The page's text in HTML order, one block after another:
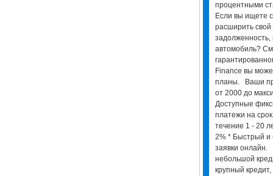
процентными
Если вы ищете
расширить свой
задолженность,
автомобиль?
Finance вы
планы. Ваши
от 2000 до
Доступные
платежи на
течение 1 - 20
2% * Быстрый и
заявки онлайн.
небольшой
крупный